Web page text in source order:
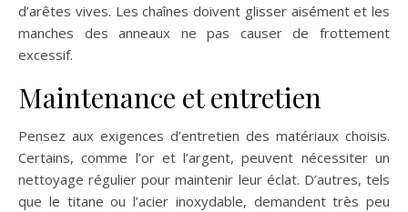
d’arêtes vives. Les chaînes doivent glisser aisément et les
manches des anneaux ne pas causer de frottement
excessif.
Maintenance et entretien
Pensez aux exigences d’entretien des matériaux choisis.
Certains, comme l’or et l’argent, peuvent nécessiter un
nettoyage régulier pour maintenir leur éclat. D’autres, tels
que le titane ou l’acier inoxydable, demandent très peu